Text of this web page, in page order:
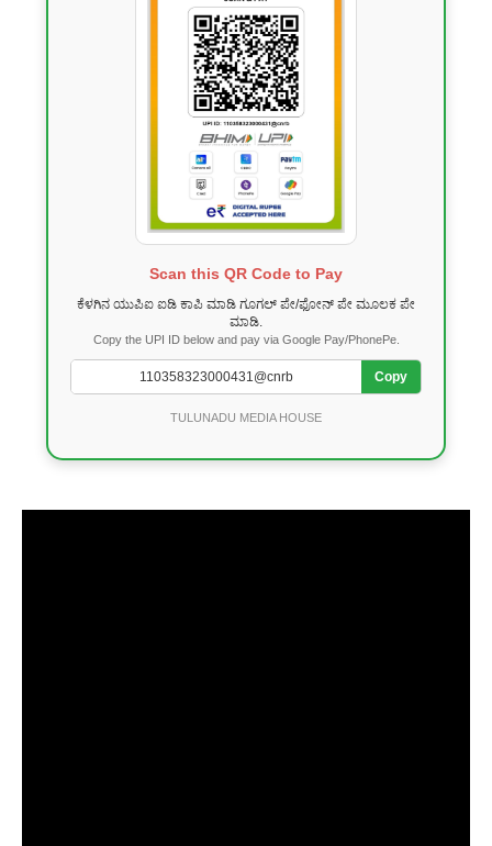
Scan this QR Code to Pay
ಕೆಳಗಿನ ಯುಪಿಐ ಐಡಿ ಕಾಪಿ ಮಾಡಿ ಗೂಗಲ್ ಪೇ/ಫೋನ್ ಪೇ ಮೂಲಕ ಪೇ
ಮಾಡಿ.
Copy the UPI ID below and pay via Google Pay/PhonePe.
Copy
TULUNADU MEDIA HOUSE